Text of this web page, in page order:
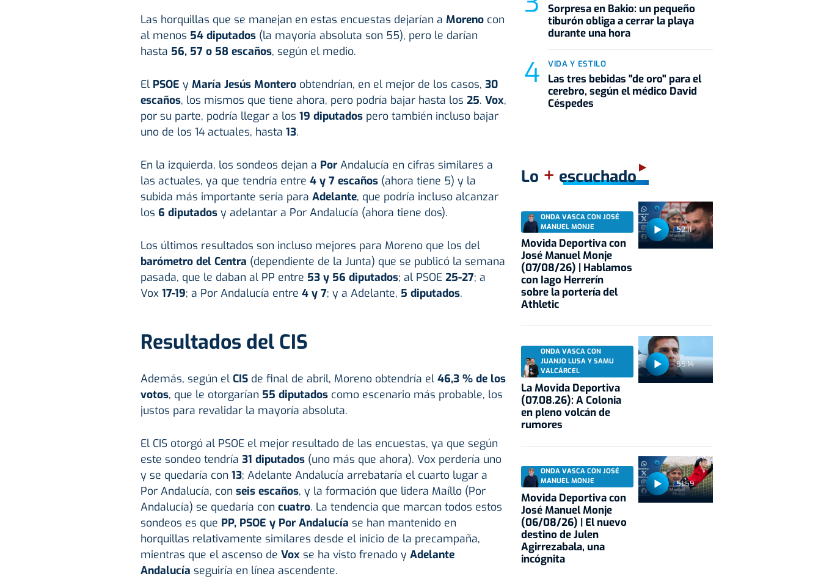
Las horquillas que se manejan en estas encuestas dejarían a Morenocon
al menos 54 diputados(la mayoría absoluta son 55), pero le darían
hasta 56, 57 o 58 escaños, según el medio.
El PSOE y María Jesús Monteroobtendrían, en el mejor de los casos, 30
escaños, los mismos que tiene ahora, pero podría bajar hasta los 25. Vox,
por su parte, podría llegar a los 19 diputadospero también incluso bajar
uno de los 14 actuales, hasta 13.
En la izquierda, los sondeos dejan a Por Andalucía en cifras similares a
las actuales, ya que tendría entre 4 y 7 escaños(ahora tiene 5) y la
subida más importante sería para Adelante, que podría incluso alcanzar
los 6 diputadosy adelantar a Por Andalucía (ahora tiene dos).
Los últimos resultados son incluso mejores para Moreno que los del
barómetro del Centra (dependiente de la Junta) que se publicó la semana
pasada, que le daban al PP entre 53 y 56 diputados; al PSOE 25-27; a
Vox 17-19; a Por Andalucía entre 4 y 7; y a Adelante, 5 diputados.
Resultados del CIS
Además, según el CISde final de abril, Moreno obtendría el 46,3 % de los
votos, que le otorgarían 55 diputadoscomo escenario más probable, los
justos para revalidar la mayoría absoluta.
El CIS otorgó al PSOE el mejor resultado de las encuestas, ya que según
este sondeo tendría 31 diputados(uno más que ahora). Vox perdería uno
y se quedaría con 13; Adelante Andalucía arrebataría el cuarto lugar a
Por Andalucía, con seis escaños, y la formación que lidera Maíllo (Por
Andalucía) se quedaría con cuatro. La tendencia que marcan todos estos
sondeos es que PP, PSOE y Por Andalucía se han mantenido en
horquillas relativamente similares desde el inicio de la precampaña,
mientras que el ascenso de Voxse ha visto frenado y Adelante
Andalucía seguiría en línea ascendente.
Sorpresa en Bakio: un pequeño
tiburón obliga a cerrar la playa
durante una hora
VIDA Y ESTILO
Las tres bebidas "de oro" para el
cerebro, según el médico David
Céspedes
Lo + escuchado
52:11
ONDA VASCA CON JOSÉ
MANUEL MONJE
Movida Deportiva con
José Manuel Monje
(07/08/26) | Hablamos
con Iago Herrerín
sobre la portería del
Athletic
55:14
ONDA VASCA CON
JUANJO LUSA Y SAMU
VALCÁRCEL
La Movida Deportiva
(07.08.26): A Colonia
en pleno volcán de
rumores
51:59
ONDA VASCA CON JOSÉ
MANUEL MONJE
Movida Deportiva con
José Manuel Monje
(06/08/26) | El nuevo
destino de Julen
Agirrezabala, una
incógnita